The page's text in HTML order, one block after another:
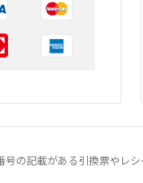
号の記載がある引換票やレ